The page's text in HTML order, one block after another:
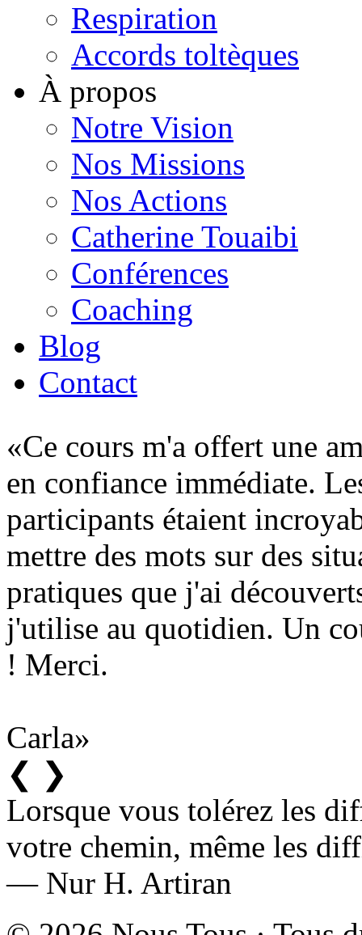
Respiration
Accords toltèques
À propos
Notre Vision
Nos Missions
Nos Actions
Catherine Touaibi
Conférences
Coaching
Blog
Contact
Ce cours m'a offert une
en confiance immédiate.
participants étaient
mettre des mots sur des
pratiques que j'ai
j'utilise au quotidien. Un
! Merci.
Carla
❮ ❯
Lorsque vous tolérez les
votre chemin, même les
— Nur H. Artiran